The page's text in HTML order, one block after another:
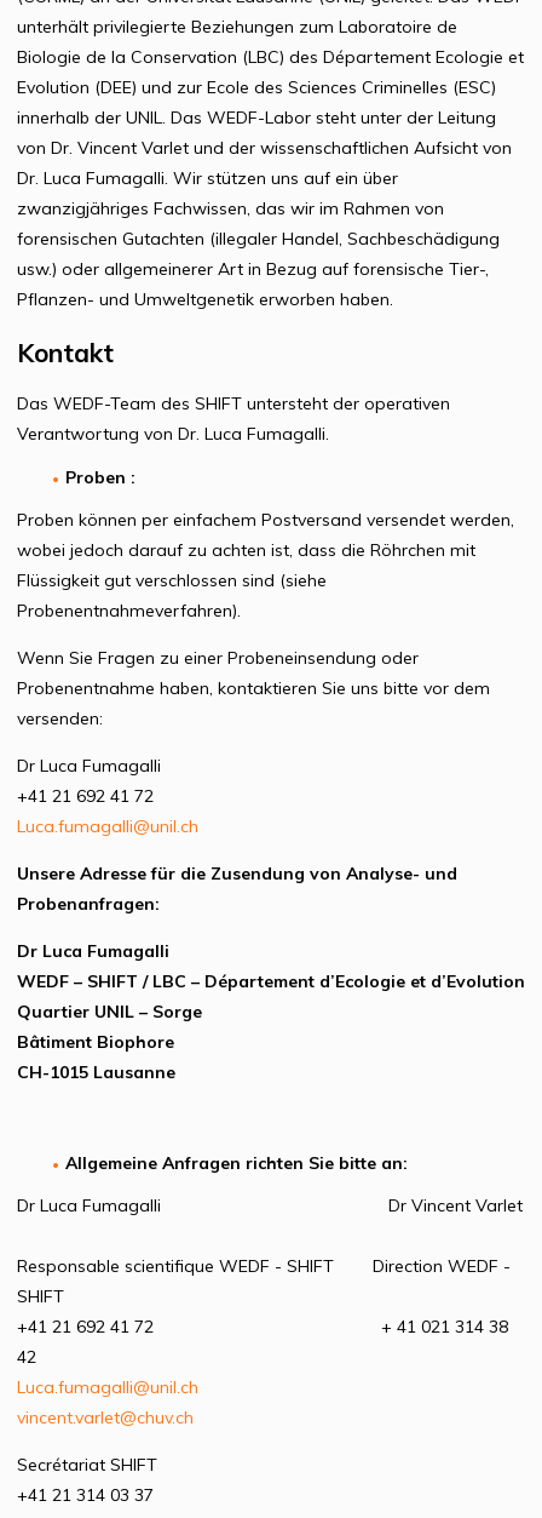
unterhält privilegierte Beziehungen zum Laboratoire de
Biologie de la Conservation (LBC) des Département Ecologie et
Evolution (DEE) und zur Ecole des Sciences Criminelles (ESC)
innerhalb der UNIL. Das WEDF-Labor steht unter der Leitung
von Dr. Vincent Varlet und der wissenschaftlichen Aufsicht von
Dr. Luca Fumagalli. Wir stützen uns auf ein über
zwanzigjähriges Fachwissen, das wir im Rahmen von
forensischen Gutachten (illegaler Handel, Sachbeschädigung
usw.) oder allgemeinerer Art in Bezug auf forensische Tier-,
Pflanzen- und Umweltgenetik erworben haben.
Kontakt
Das WEDF-Team des SHIFT untersteht der operativen
Verantwortung von Dr. Luca Fumagalli.
Proben :
Proben können per einfachem Postversand versendet werden,
wobei jedoch darauf zu achten ist, dass die Röhrchen mit
Flüssigkeit gut verschlossen sind (siehe
Probenentnahmeverfahren).
Wenn Sie Fragen zu einer Probeneinsendung oder
Probenentnahme haben, kontaktieren Sie uns bitte vor dem
versenden:
Dr Luca Fumagalli
+41 21 692 41 72
Luca.fumagalli@unil.ch
Unsere Adresse für die Zusendung von Analyse- und
Probenanfragen:
Dr Luca Fumagalli
WEDF – SHIFT / LBC – Département d’Ecologie et d’Evolution
Quartier UNIL – Sorge
Bâtiment Biophore
CH-1015 Lausanne
Allgemeine Anfragen richten Sie bitte an:
Dr Luca Fumagalli Dr Vincent Varlet
Responsable scientifique WEDF - SHIFT Direction WEDF -
SHIFT
+41 21 692 41 72 + 41 021 314 38
42
Luca.fumagalli@unil.ch
vincent.varlet@chuv.ch
Secrétariat SHIFT
+41 21 314 03 37